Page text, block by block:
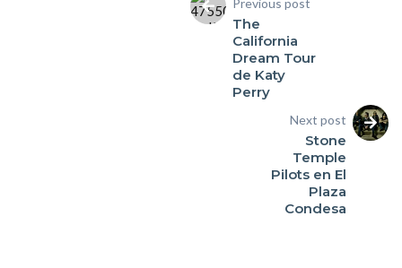
Previous post
The
California
Dream Tour
de Katy
Perry
Next post
Stone
Temple
Pilots en El
Plaza
Condesa